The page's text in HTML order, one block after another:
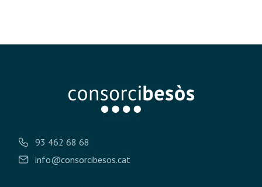
93 462 68 68
info@consorcibesos.cat